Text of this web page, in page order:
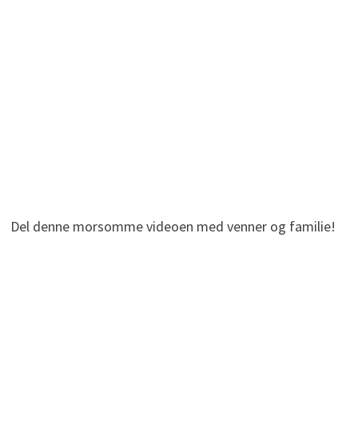
Del denne morsomme videoen med venner og familie!